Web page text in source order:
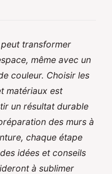
transformer
même avec un
couleur. Choisir les
matériaux est
un résultat durable
des murs à
chaque étape
idées et conseils
à sublimer